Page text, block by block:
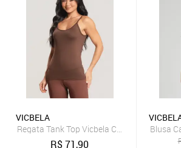
VICBELA
Regata Tank Top Vicbela Camiseta
R$71,90
Blusa